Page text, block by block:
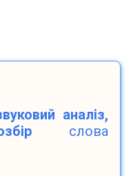
аналіз,
слова